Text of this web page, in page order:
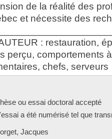
de la réalité des
et nécessite des
: restauration,
perçu, comportements
chefs, serveurs
ou essai doctoral accepté
a été numérisé tel que
Jacques